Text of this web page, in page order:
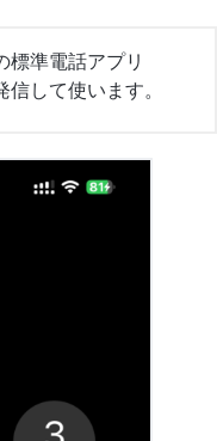
標準電話アプリ
して使います。